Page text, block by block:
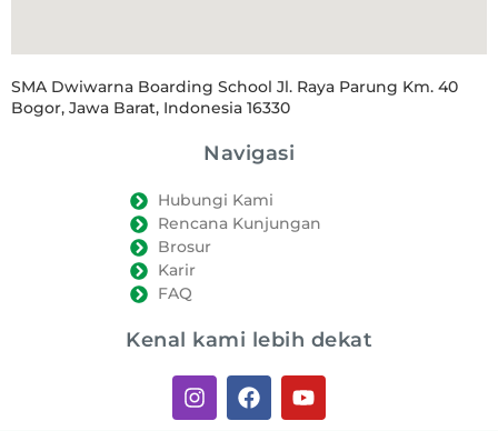
SMA Dwiwarna Boarding School Jl. Raya Parung Km. 40
Bogor, Jawa Barat, Indonesia 16330
Navigasi
Hubungi Kami
Rencana Kunjungan
Brosur
Karir
FAQ
Kenal kami lebih dekat